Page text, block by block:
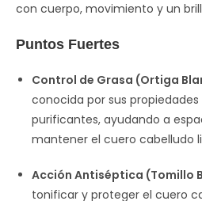
con cuerpo, movimiento y un
Puntos Fuertes
Control de Grasa (Ortiga
conocida por sus
purificantes, ayudando a
mantener el cuero cabelludo
Acción Antiséptica (Tomillo
tonificar y proteger el cuero